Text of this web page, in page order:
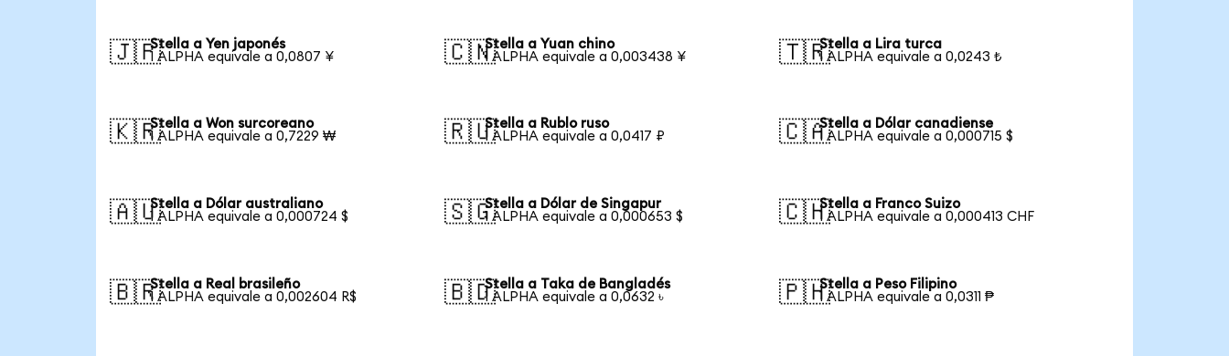
🇯🇵Stella a Yen japonés
1 ALPHA equivale a 0,0807 ¥
🇨🇳Stella a Yuan chino
1 ALPHA equivale a 0,003438 ¥
🇹🇷Stella a Lira turca
1 ALPHA equivale a 0,0243 ₺
🇰🇷Stella a Won surcoreano
1 ALPHA equivale a 0,7229 ₩
🇷🇺Stella a Rublo ruso
1 ALPHA equivale a 0,0417 ₽
🇨🇦Stella a Dólar canadiense
1 ALPHA equivale a 0,000715 $
🇦🇺Stella a Dólar australiano
1 ALPHA equivale a 0,000724 $
🇸🇬Stella a Dólar de Singapur
1 ALPHA equivale a 0,000653 $
🇨🇭Stella a Franco Suizo
1 ALPHA equivale a 0,000413 CHF
🇧🇷Stella a Real brasileño
1 ALPHA equivale a 0,002604 R$
🇧🇩Stella a Taka de Bangladés
1 ALPHA equivale a 0,0632 ৳
🇵🇭Stella a Peso Filipino
1 ALPHA equivale a 0,0311 ₱